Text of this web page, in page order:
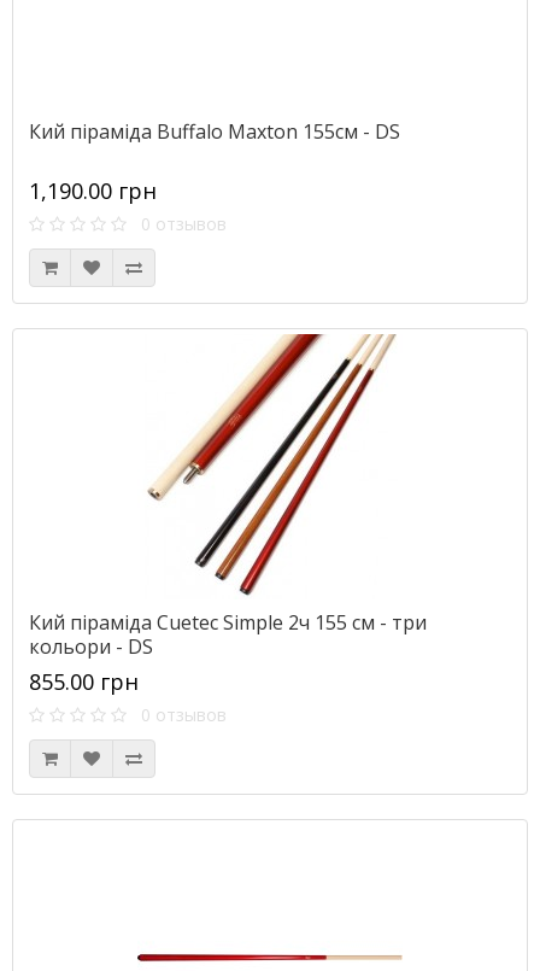
Кий піраміда Buffalo Maxton 155см - DS
1,190.00 грн
0 отзывов
Кий піраміда Cuetec Simple 2ч 155 см - три
кольори - DS
855.00 грн
0 отзывов